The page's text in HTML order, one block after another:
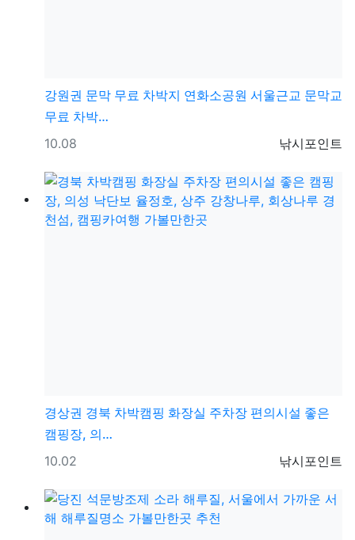
강원권 문막 무료 차박지 연화소공원 서울근교 문막교
무료 차박…
등록자
낚시포인트
등록일
10.08
경상권 경북 차박캠핑 화장실 주차장 편의시설 좋은
캠핑장, 의…
등록자
낚시포인트
등록일
10.02